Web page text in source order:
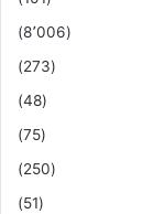
(8٬006)
(273)
(48)
(75)
(250)
(51)